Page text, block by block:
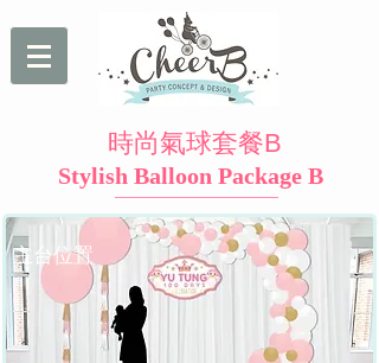
時尚氣球套餐B
Stylish Balloon Package B
​主台位置